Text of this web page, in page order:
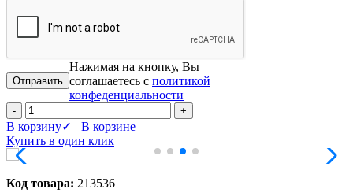
Нажимая на кнопку, Вы
соглашаетесь с политикой
конфеденциальности
- +
В корзину✓ В корзине
Купить в один клик
Код товара: 213536